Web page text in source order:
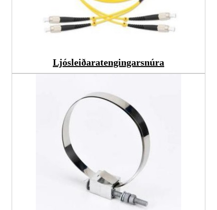
Ljósleiðaratengingarsnúra